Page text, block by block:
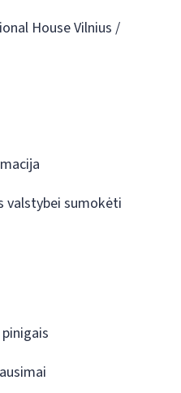
House Vilnius /
valstybei sumokėti